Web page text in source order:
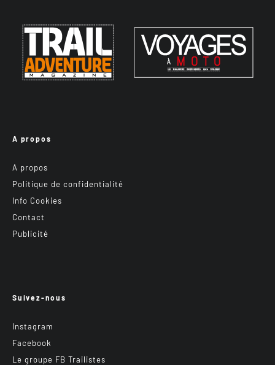
A propos
A propos
Politique de confidentialité
Info Cookies
Contact
Publicité
Suivez-nous
Instagram
Facebook
Le groupe FB Trailistes